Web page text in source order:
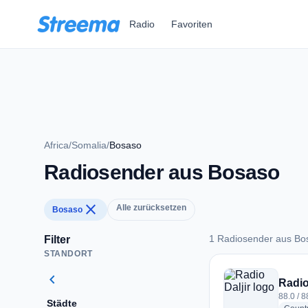
Radio Favoriten
Africa/Somalia/Bosaso
Radiosender aus Bosaso
Bosaso close Alle zurücksetzen
Filter
STANDORT
chevron_left
Städte
1 Radiosender aus
1 Radiosender aus
88.0 /